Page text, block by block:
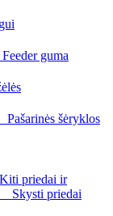
guma
Pašarinės šėryklos
priedai ir
Skysti priedai